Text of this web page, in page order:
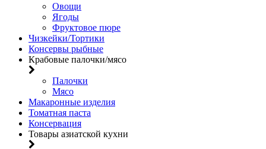
Овощи
Ягоды
Фруктовое пюре
Чизкейки/Тортики
Консервы рыбные
Крабовые палочки/мясо
Палочки
Мясо
Макаронные изделия
Томатная паста
Консервация
Товары азиатской кухни